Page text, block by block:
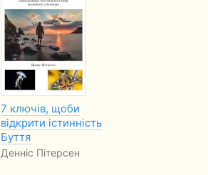
7 ключів, щоби
відкрити істинність
Буття
Денніс Пітерсен